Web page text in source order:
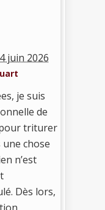
juin 2026
je suis
de
triturer
une chose
n’est
Dès lors,